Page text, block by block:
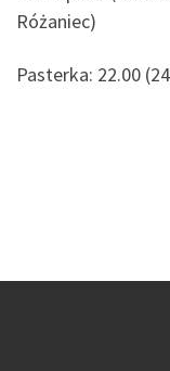
Różaniec)
Pasterka: 22.00